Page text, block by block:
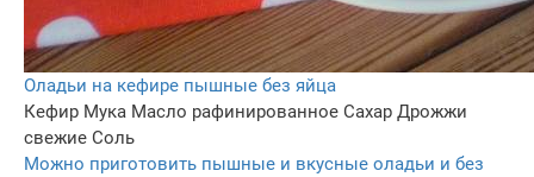
Оладьи на кефире пышные без яйца
Кефир Мука Масло рафинированное Сахар Дрожжи
свежие Соль
Можно приготовить пышные и вкусные оладьи и без